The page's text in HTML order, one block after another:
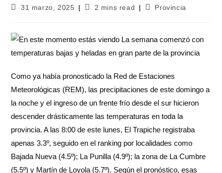
31 marzo, 2025 2 mins read Provincia
Como ya había pronosticado la Red de Estaciones
Meteorológicas (REM), las precipitaciones de este domingo a
la noche y el ingreso de un frente frío desde el sur hicieron
descender drásticamente las temperaturas en toda la
provincia. A las 8:00 de este lunes, El Trapiche registraba
apenas 3.3º, seguido en el ranking por localidades como
Bajada Nueva (4.5º); La Punilla (4.9º); la zona de La Cumbre
(5.5º) y Martín de Loyola (5.7º). Según el pronóstico, esas